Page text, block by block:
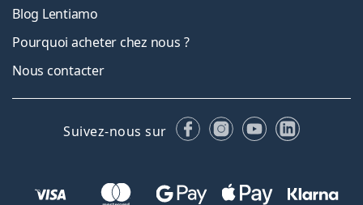
Blog Lentiamo
Pourquoi acheter chez nous ?
Nous contacter
Suivez-nous sur FacebookInstagram
YouTubeLinkedIn